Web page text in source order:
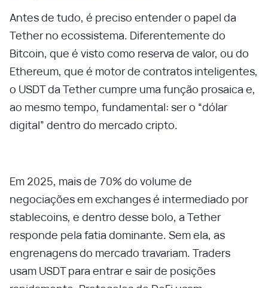
Antes de tudo, é preciso entender o papel da
Tether no ecossistema. Diferentemente do
Bitcoin, que é visto como reserva de valor, ou do
Ethereum, que é motor de contratos inteligentes,
o USDT da Tether cumpre uma função prosaica e,
ao mesmo tempo, fundamental: ser o “dólar
digital” dentro do mercado cripto.
Em 2025, mais de 70% do volume de
negociações em exchanges é intermediado por
stablecoins, e dentro desse bolo, a Tether
responde pela fatia dominante. Sem ela, as
engrenagens do mercado travariam. Traders
usam USDT para entrar e sair de posições